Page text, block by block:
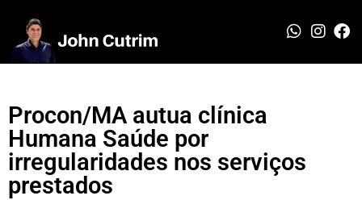
Procon/MA autua clínica
Humana Saúde por
irregularidades nos serviços
prestados